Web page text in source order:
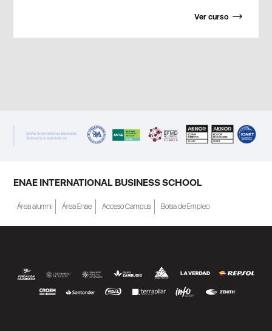
Ver curso
ENAE INTERNATIONAL BUSINESS SCHOOL
Área alumni Área Enae Acceso Campus Bolsa de Empleo